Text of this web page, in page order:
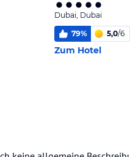
Dubai, Dubai
79% 5,0/6
Zum Hotel